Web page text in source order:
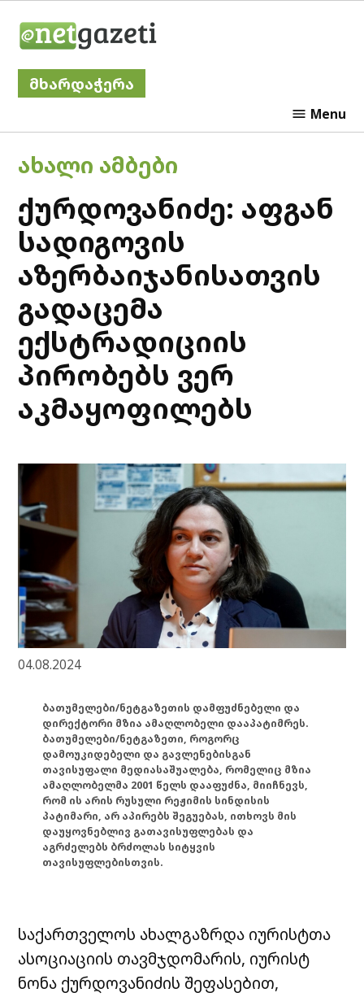
მხარდაჭერა
Menu
POSTED
IN
ᲐᲮᲐᲚᲘ ᲐᲛᲑᲔᲑᲘ
ქურდოვანიძე: აფგან
სადიგოვის
აზერბაიჯანისათვის
გადაცემა
ექსტრადიციის
პირობებს ვერ
აკმაყოფილებს
04.08.2024
ბათუმელები/ნეტგაზეთის დამფუძნებელი და
დირექტორი მზია ამაღლობელი დააპატიმრეს.
ბათუმელები/ნეტგაზეთი, როგორც
დამოუკიდებელი და გავლენებისგან
თავისუფალი მედიასაშუალება, რომელიც მზია
ამაღლობელმა 2001 წელს დააფუძნა, მიიჩნევს,
რომ ის არის რუსული რეჟიმის სინდისის
პატიმარი, არ აპირებს შეგუებას, ითხოვს მის
დაუყოვნებლივ გათავისუფლებას და
აგრძელებს ბრძოლას სიტყვის
თავისუფლებისთვის.
საქართველოს ახალგაზრდა იურისტთა
ასოციაციის თავმჯდომარის, იურისტ
ნონა ქურდოვანიძის შეფასებით,